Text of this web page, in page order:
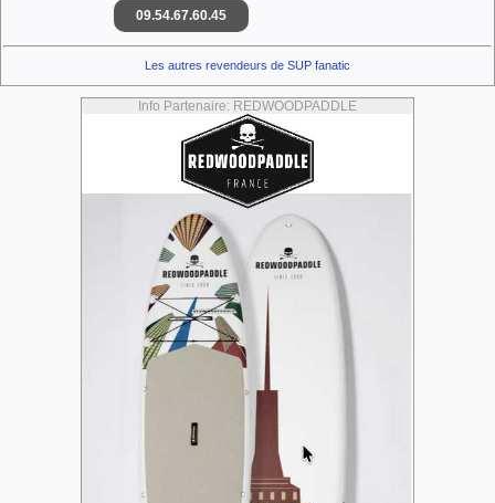
09.54.67.60.45
Les autres revendeurs de SUP fanatic
Info Partenaire: REDWOODPADDLE